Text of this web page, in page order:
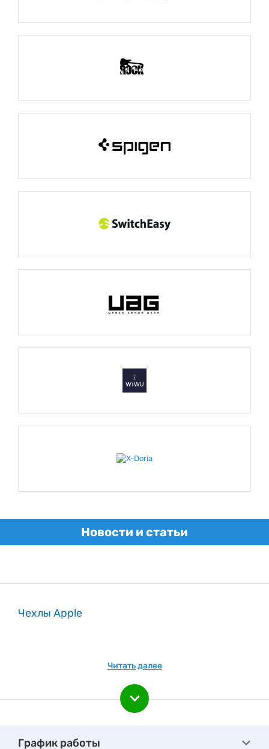
Новости и статьи
Чехлы Apple
Читать далее
График работы